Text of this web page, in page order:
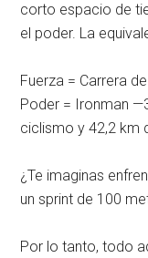
corto espacio de
el poder. La
Fuerza = Carrera
Poder = Ironman
ciclismo y 42,2 km
¿Te imaginas
un sprint de 100
Por lo tanto, todo